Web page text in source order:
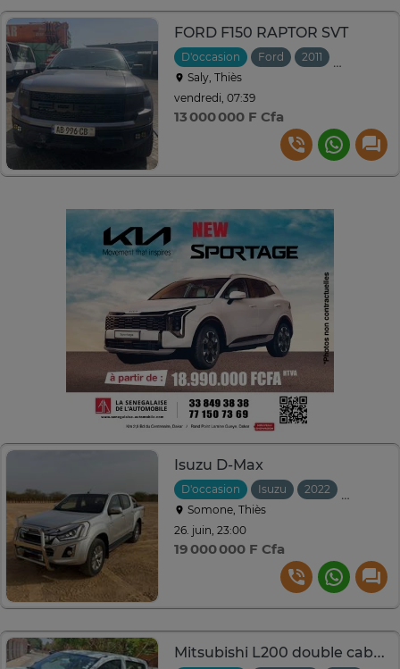
FORD F150 RAPTOR SVT
D'occasion Ford 2011
Saly, Thiès
vendredi, 07:39
13 000 000 F Cfa
Isuzu D-Max
D'occasion Isuzu 2022
Somone, Thiès
26. juin, 23:00
19 000 000 F Cfa
Mitsubishi L200 double cabine 2020